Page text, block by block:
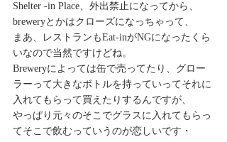
Shelter -in Place、外出禁止になってから、
breweryとかはクローズになっちゃって、
まあ、レストランもEat-inがNGになったくら
いなので当然ですけどね。
Breweryによっては缶で売ってたり、グロー
ラーって大きなボトルを持っていってそれに
入れてもらって買えたりするんですが、
やっぱり元々のそこでグラスに入れてもらっ
てそこで飲むっていうのが恋しいです・